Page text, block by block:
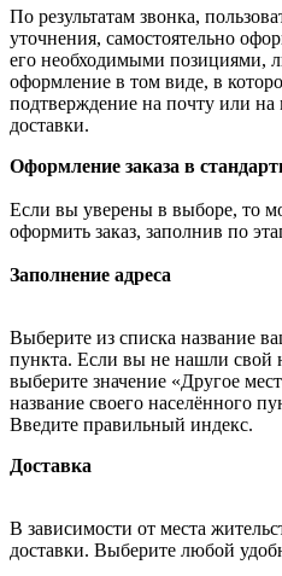
По результатам звонка,
уточнения, самостоятельно
его необходимыми позициями,
оформление в том виде, в
подтверждение на почту или
доставки.
Оформление заказа в
Если вы уверены в выборе, то
оформить заказ, заполнив по
Заполнение адреса
Выберите из списка название
пункта. Если вы не нашли свой
выберите значение «Другое
название своего населённого
Введите правильный индекс.
Доставка
В зависимости от места
доставки. Выберите любой